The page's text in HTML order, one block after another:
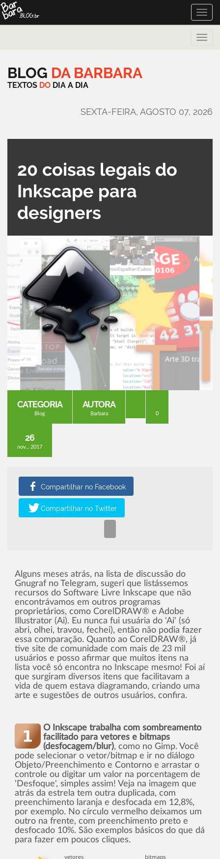
Toggle
Toggle
BLOG DA BARBARA
TEXTOS DO DIA A DIA
SEXTA-FEIRA, AGOSTO 07, 2026
20 coisas legais do
Inkscape para
designers
CATEGORIA
Blog
AUTORA
Barbara 0
26
nov., 2017
Alguns meses atrás, na lista de discussão do
Gnugraf no Telegram, sugeri que listássemos
recursos do Software Livre Inkscape que não
encontrávamos em outros programas
proprietários, como CorelDRAW® e Adobe
Illustrator (Ai). Eu nunca fui usuária do 'Ai' (só
abri, olhei, travou, fechei), então não podia fazer
essa comparação. Quanto ao CorelDRAW®, já
tive site de comunidade com mais de 23 mil
usuários e posso afirmar que muitos itens na
lista você só encontra no Inkscape mesmo! Foi aí
que surgiram diversos itens que facilitavam a
vida de quem estava diagramando, criando uma
arte e sugestões de outros usuários, confira.
O Inkscape trabalha com sombreamento
facilitado para vetores e bitmaps
(desfocagem/blur), como no Gimp. Você
pode selecionar o vetor/bitmap e ir no diálogo
Objeto/Preenchimento e Contorno e arrastar o
controle ou digitar um valor na porcentagem de
'Desfoque', simples assim! Veja na imagem que
atrás da estrela tem outra duplicada, com
preenchimento laranja e desfocada em 12,8%,
por exemplo. No cí­rculo vermelho deixamos um
outro na frente, com preenchimento preto e
desfocado 10%. São exemplos básicos do que dá
para fazer em poucos cliques.